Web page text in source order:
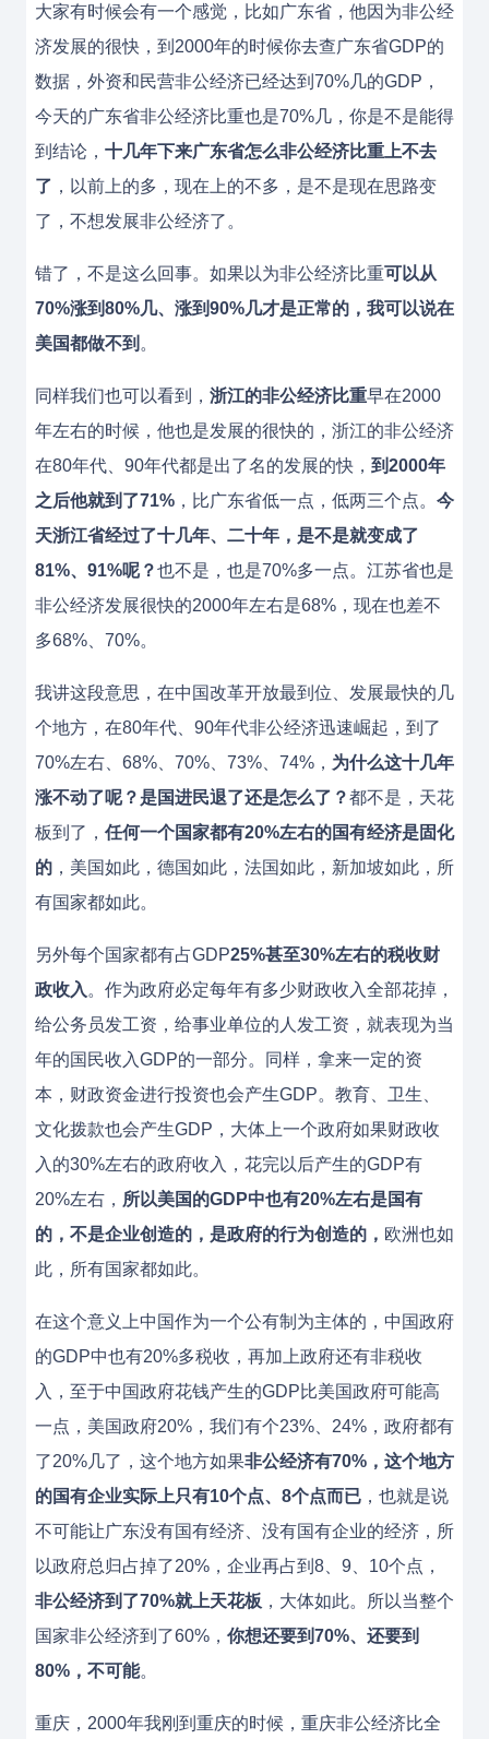
大家有时候会有一个感觉，比如广东省，他因为非公经
济发展的很快，到2000年的时候你去查广东省GDP的
数据，外资和民营非公经济已经达到70%几的GDP，
今天的广东省非公经济比重也是70%几，你是不是能得
到结论， 十几年下来广东省怎么非公经济比重上不去
了 ，以前上的多，现在上的不多，是不是现在思路变
了，不想发展非公经济了。
错了，不是这么回事。如果以为非公经济比重可以从
70%涨到80%几、涨到90%几才是正常的，我可以说在
美国都做不到 。
同样我们也可以看到， 浙江的非公经济比重早在2000
年左右的时候，他也是发展的很快的，浙江的非公经济
在80年代、90年代都是出了名的发展的快， 到2000年
之后他就到了71% ，比广东省低一点，低两三个点。 今
天浙江省经过了十几年、二十年，是不是就变成了
81%、91%呢？也不是，也是70%多一点。江苏省也是
非公经济发展很快的2000年左右是68%，现在也差不
多68%、70%。
我讲这段意思，在中国改革开放最到位、发展最快的几
个地方，在80年代、90年代非公经济迅速崛起，到了
70%左右、68%、70%、73%、74%， 为什么这十几年
涨不动了呢？是国进民退了还是怎么了？都不是，天花
板到了， 任何一个国家都有20%左右的国有经济是固化
的 ，美国如此，德国如此，法国如此，新加坡如此，所
有国家都如此。
另外每个国家都有占GDP25%甚至30%左右的税收财
政收入 。作为政府必定每年有多少财政收入全部花掉，
给公务员发工资，给事业单位的人发工资，就表现为当
年的国民收入GDP的一部分。同样，拿来一定的资
本，财政资金进行投资也会产生GDP。教育、卫生、
文化拨款也会产生GDP，大体上一个政府如果财政收
入的30%左右的政府收入，花完以后产生的GDP有
20%左右， 所以美国的GDP中也有20%左右是国有
的，不是企业创造的，是政府的行为创造的， 欧洲也如
此，所有国家都如此。
在这个意义上中国作为一个公有制为主体的，中国政府
的GDP中也有20%多税收，再加上政府还有非税收
入，至于中国政府花钱产生的GDP比美国政府可能高
一点，美国政府20%，我们有个23%、24%，政府都有
了20%几了，这个地方如果非公经济有70%，这个地方
的国有企业实际上只有10个点、8个点而已 ，也就是说
不可能让广东没有国有经济、没有国有企业的经济，所
以政府总归占掉了20%，企业再占到8、9、10个点，
非公经济到了70%就上天花板 ，大体如此。所以当整个
国家非公经济到了60%， 你想还要到70%、还要到
80%，不可能。
重庆，2000年我刚到重庆的时候，重庆非公经济比全